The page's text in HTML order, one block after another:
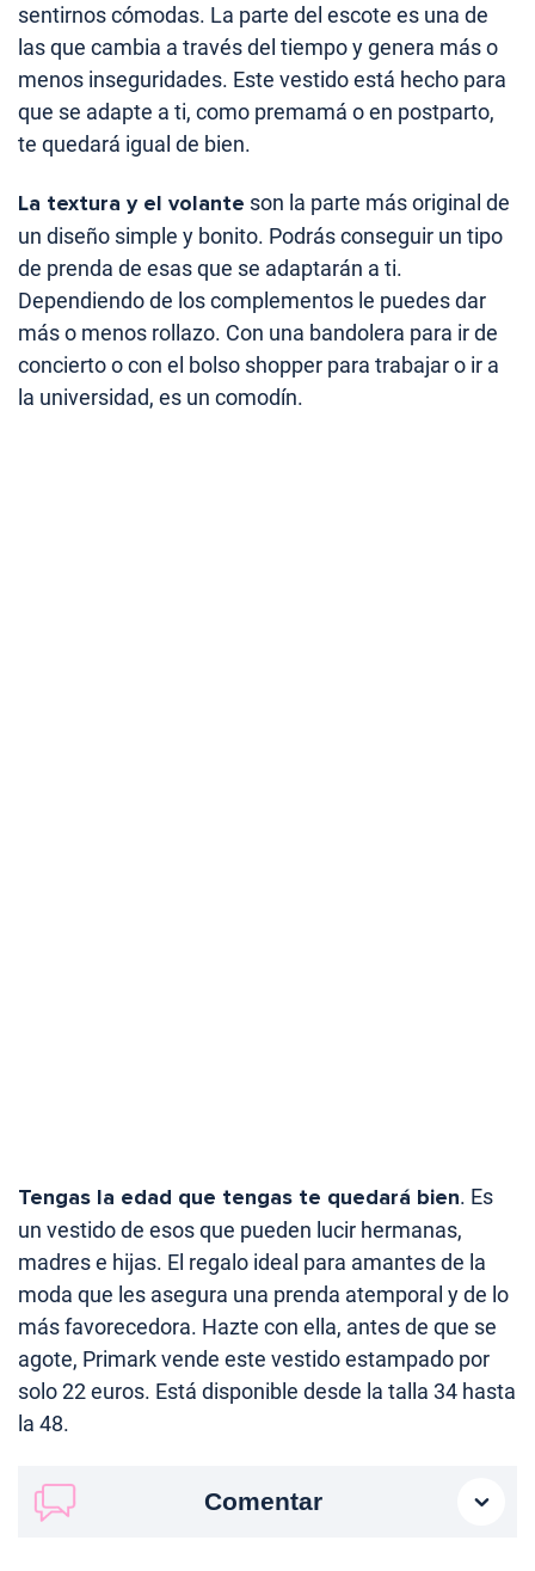
sentirnos cómodas. La parte del escote es una de
las que cambia a través del tiempo y genera más o
menos inseguridades. Este vestido está hecho para
que se adapte a ti, como premamá o en postparto,
te quedará igual de bien.
La textura y el volante son la parte más original de
un diseño simple y bonito. Podrás conseguir un tipo
de prenda de esas que se adaptarán a ti.
Dependiendo de los complementos le puedes dar
más o menos rollazo. Con una bandolera para ir de
concierto o con el bolso shopper para trabajar o ir a
la universidad, es un comodín.
Tengas la edad que tengas te quedará bien. Es
un vestido de esos que pueden lucir hermanas,
madres e hijas. El regalo ideal para amantes de la
moda que les asegura una prenda atemporal y de lo
más favorecedora. Hazte con ella, antes de que se
agote, Primark vende este vestido estampado por
solo 22 euros. Está disponible desde la talla 34 hasta
la 48.
Comentar